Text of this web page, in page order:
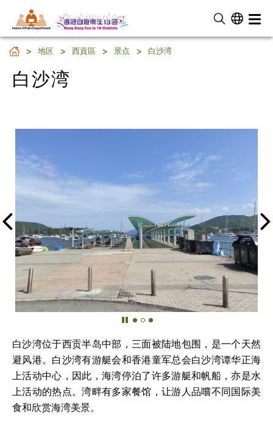
Home Affairs Department
白沙湾
地区 西貢區 景点 白沙湾
白沙湾
白沙湾位于西贡半岛中部，三面被陆地包围，是一个天然
避风港。白沙湾有游艇会和香港童军总会白沙湾谭华正海
上活动中心，因此，海湾停泊了许多游艇和帆船，亦是水
上活动的热点。湾畔有多家餐馆，让游人品嚐不同国际美
食和欣赏海湾美景。